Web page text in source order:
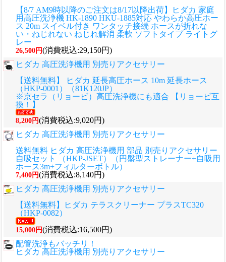
【8/7 AM9時以降のご注文は8/17以降出荷】ヒダカ 家庭
用高圧洗浄機 HK-1890 HKU-1885対応 やわらか高圧ホー
ス 20m スイベル付き ワンタッチ接続 ホースが折れな
い・ねじれない ねじれ解消 柔軟 ソフトタイプ ライトグ
レー
26,500円(消費税込:29,150円)
ヒダカ 高圧洗浄機用 別売りアクセサリー
【送料無料】 ヒダカ 延長高圧ホース 10m 延長ホース
（HKP-0001）（81K120JP）
※京セラ（リョービ）高圧洗浄機にも適合 【リョービ互
換！】
8,200円(消費税込:9,020円)
ヒダカ 高圧洗浄機用 別売りアクセサリー
送料無料 ヒダカ 高圧洗浄機用 部品 別売りアクセサリー
自吸セット （HKP-JSET）（円盤型ストレーナー+自吸用
ホース3m+フィルターボトル）
7,400円(消費税込:8,140円)
ヒダカ 高圧洗浄機用 別売りアクセサリー
【送料無料】ヒダカ テラスクリーナー プラスTC320
（HKP-0082）
15,000円(消費税込:16,500円)
配管洗浄もバッチリ！
ヒダカ 高圧洗浄機用 別売りアクセサリー